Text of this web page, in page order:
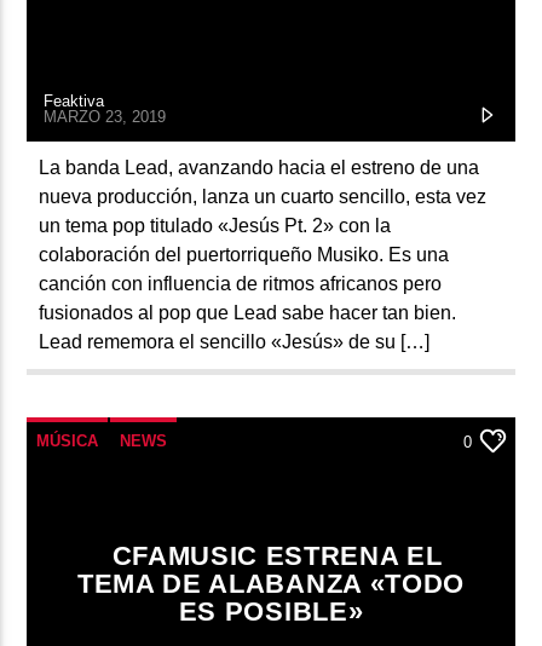
Feaktiva
MARZO 23, 2019
La banda Lead, avanzando hacia el estreno de una
nueva producción, lanza un cuarto sencillo, esta vez
un tema pop titulado «Jesús Pt. 2» con la
colaboración del puertorriqueño Musiko. Es una
canción con influencia de ritmos africanos pero
fusionados al pop que Lead sabe hacer tan bien.
Lead rememora el sencillo «Jesús» de su […]
MÚSICA NEWS 0
CFAMUSIC ESTRENA EL
TEMA DE ALABANZA «TODO
ES POSIBLE»